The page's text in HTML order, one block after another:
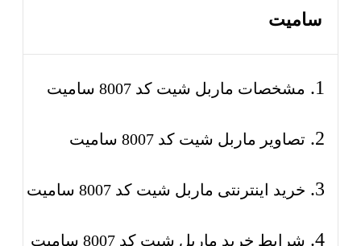
سامیت
مشخصات ماربل شیت کد 8007 سامیت
تصاویر ماربل شیت کد 8007 سامیت
خرید اینترنتی ماربل شیت کد 8007 سامیت
شرایط خرید ماربل شیت کد 8007 سامیت